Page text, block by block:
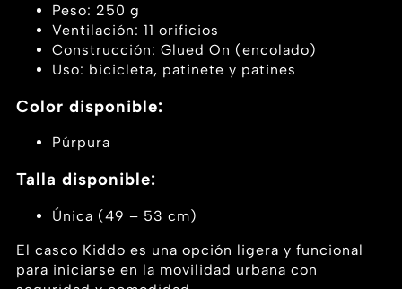
Peso: 250 g
Ventilación: 11 orificios
Construcción: Glued On (encolado)
Uso: bicicleta, patinete y patines
Color disponible:
Púrpura
Talla disponible:
Única (49 – 53 cm)
El casco Kiddo es una opción ligera y funcional
para iniciarse en la movilidad urbana con